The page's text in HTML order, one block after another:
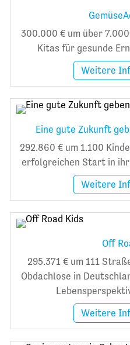
300.000 € um über
Kitas für gesunde
Weitere
Eine gute Zukunft
292.860 € um 1.100
erfolgreichen Start in
Weitere
Off
295.371 € um 111
Obdachlose in
Weitere